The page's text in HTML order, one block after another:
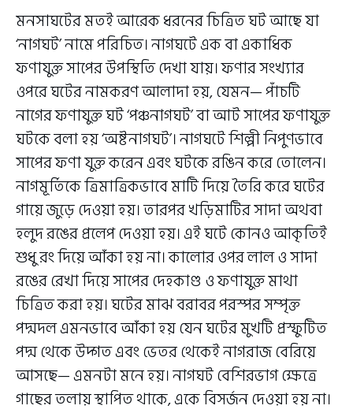
মনসাঘটের মতই আরেক ধরনের চিত্রিত ঘট আছে যা
‘নাগঘট’ নামে পরিচিত। নাগঘটে এক বা একাধিক
ফণাযুক্ত সাপের উপস্থিতি দেখা যায়। ফণার সংখ্যার
ওপরে ঘটের নামকরণ আলাদা হয়, যেমন— পাঁচটি
নাগের ফণাযুক্ত ঘট ‘পঞ্চনাগঘট’ বা আট সাপের ফণাযুক্ত
ঘটকে বলা হয় ‘অষ্টনাগঘট’। নাগঘটে শিল্পী নিপুণভাবে
সাপের ফণা যুক্ত করেন এবং ঘটকে রঙিন করে তোলেন।
নাগমূর্তিকে ত্রিমাত্রিকভাবে মাটি দিয়ে তৈরি করে ঘটের
গায়ে জুড়ে দেওয়া হয়। তারপর খড়িমাটির সাদা অথবা
হলুদ রঙের প্রলেপ দেওয়া হয়। এই ঘটে কোনও আকৃতিই
শুধু রং দিয়ে আঁকা হয় না। কালোর ওপর লাল ও সাদা
রঙের রেখা দিয়ে সাপের দেহকাণ্ড ও ফণাযুক্ত মাথা
চিত্রিত করা হয়। ঘটের মাঝ বরাবর পরস্পর সম্পৃক্ত
পদ্মদল এমনভাবে আঁকা হয় যেন ঘটের মুখটি প্রস্ফুটিত
পদ্ম থেকে উদ্গত এবং ভেতর থেকেই নাগরাজ বেরিয়ে
আসছে— এমনটা মনে হয়। নাগঘট বেশিরভাগ ক্ষেত্রে
গাছের তলায় স্থাপিত থাকে, একে বিসর্জন দেওয়া হয় না।